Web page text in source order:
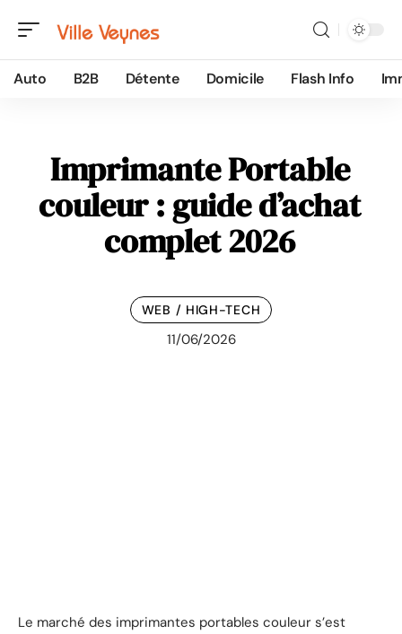
Auto B2B Détente Domicile Flash Info
Imprimante Portable
couleur : guide d’achat
complet 2026
WEB / HIGH-TECH
11/06/2026
Le marché des imprimantes portables couleur s’est